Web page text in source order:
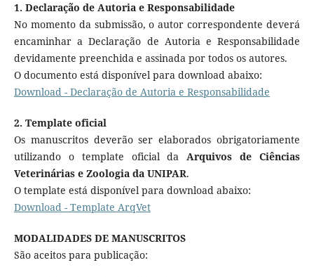
1. Declaração de Autoria e Responsabilidade
No momento da submissão, o autor correspondente deverá
encaminhar a Declaração de Autoria e Responsabilidade
devidamente preenchida e assinada por todos os autores.
O documento está disponível para download abaixo:
Download - Declaração de Autoria e Responsabilidade
2. Template oficial
Os manuscritos deverão ser elaborados obrigatoriamente
utilizando o template oficial daArquivos de Ciências
Veterinárias e Zoologia da UNIPAR.
O template está disponível para download abaixo:
Download - Template ArqVet
MODALIDADES DE MANUSCRITOS
São aceitos para publicação: